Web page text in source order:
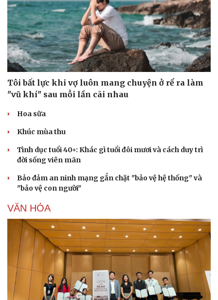
Sức khỏe
Cây thuốc
Sản phụ khoa
Nam khoa
Làm đẹp - giảm cân
Ăn sạch sống khỏe
Đời sống
Tôi bất lực khi vợ luôn mang chuyện ở rể ra làm
"vũ khí" sau mỗi lần cãi nhau
Hoa sữa
Khúc mùa thu
Tình dục tuổi 40+: Khác gì tuổi đôi mươi và cách duy trì
đời sống viên mãn
Bảo đảm an ninh mạng gắn chặt "bảo vệ hệ thống" và
"bảo vệ con người"
VĂN HÓA